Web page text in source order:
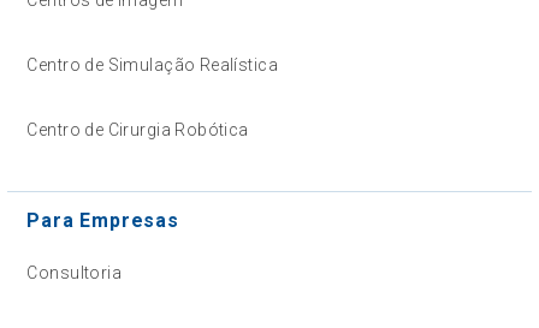
Centro de Simulação Realística
Centro de Cirurgia Robótica
Para Empresas
Consultoria